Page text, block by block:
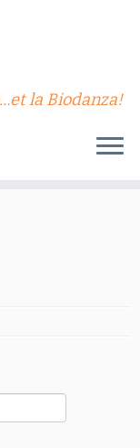
la Biodanza!